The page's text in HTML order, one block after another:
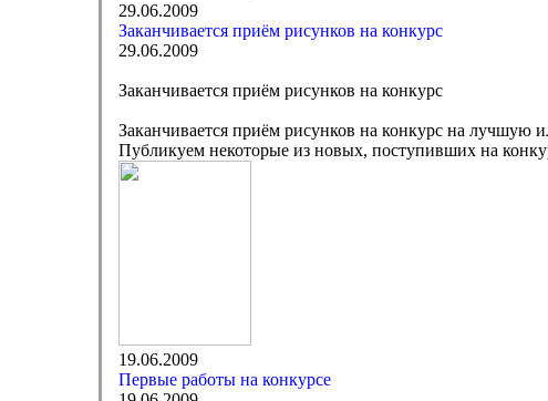
29.06.2009
Заканчивается приём рисунков на конкурс
29.06.2009
Заканчивается приём рисунков на конкурс
Заканчивается приём рисунков на конкурс на лучшую
Публикуем некоторые из новых, поступивших на
19.06.2009
Первые работы на конкурсе